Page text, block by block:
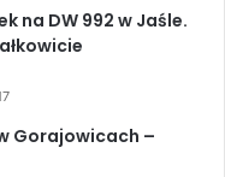
na DW 992 w Jaśle.
Gorajowicach –